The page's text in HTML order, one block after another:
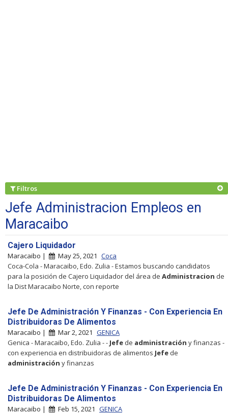
Filtros
Jefe Administracion Empleos en
Maracaibo
Cajero Liquidador
Maracaibo | May 25, 2021 Coca
Coca-Cola - Maracaibo, Edo. Zulia - Estamos buscando candidatos
para la posición de Cajero Liquidador del área de Administracion de
la Dist Maracaibo Norte, con reporte
Jefe De Administración Y Finanzas - Con Experiencia En
Distribuidoras De Alimentos
Maracaibo | Mar 2, 2021 GENICA
Genica - Maracaibo, Edo. Zulia - - Jefe de administración y finanzas -
con experiencia en distribuidoras de alimentos Jefe de
administración y finanzas
Jefe De Administración Y Finanzas - Con Experiencia En
Distribuidoras De Alimentos
Maracaibo | Feb 15, 2021 GENICA